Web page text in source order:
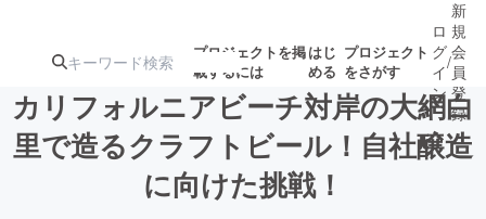
プロジェクトを掲
載するには
はじ
める
プロジェクト
をさがす
注目のリ 注目の新着プロ
ジェクト
募集終了が近いプ
ロ
グ
イ
ン
/
新
規
会
員
登
録
カリフォルニアビーチ対岸の大網白
里で造るクラフトビール！自社醸造
に向けた挑戦！